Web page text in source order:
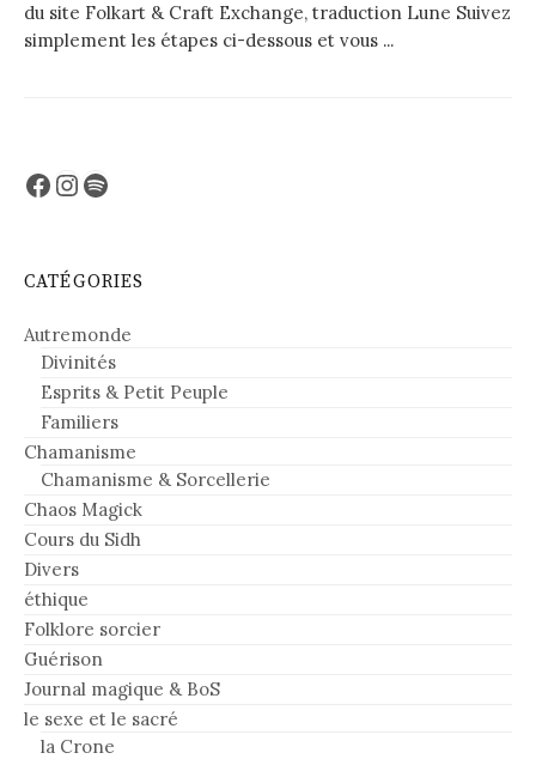
du site Folkart & Craft Exchange, traduction Lune Suivez
simplement les étapes ci-dessous et vous ...
Facebook
Instagram
Spotify
CATÉGORIES
Autremonde
Divinités
Esprits & Petit Peuple
Familiers
Chamanisme
Chamanisme & Sorcellerie
Chaos Magick
Cours du Sidh
Divers
éthique
Folklore sorcier
Guérison
Journal magique & BoS
le sexe et le sacré
la Crone